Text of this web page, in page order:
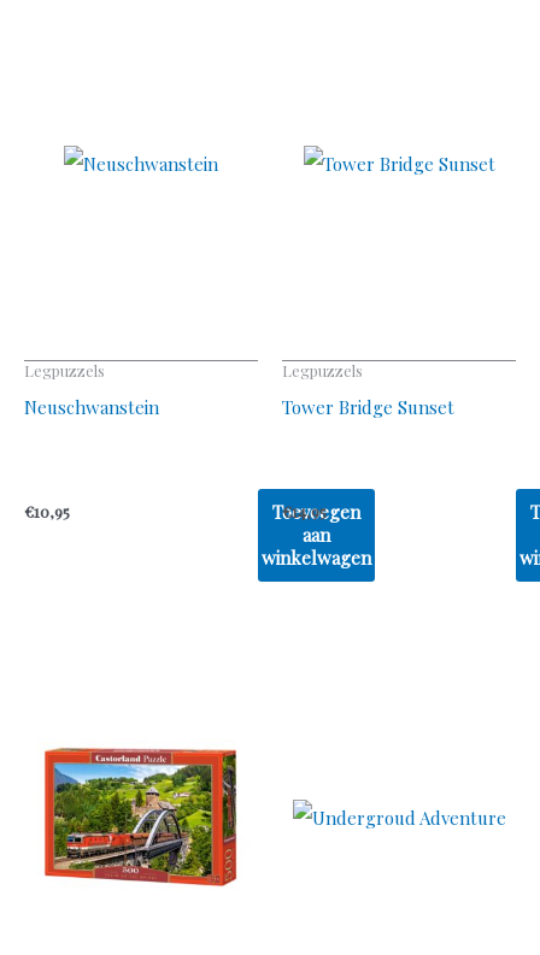
Legpuzzels
Neuschwanstein
€10,95
Toevoegen
aan
winkelwagen
Legpuzzels
Tower Bridge Sunset
€14,95